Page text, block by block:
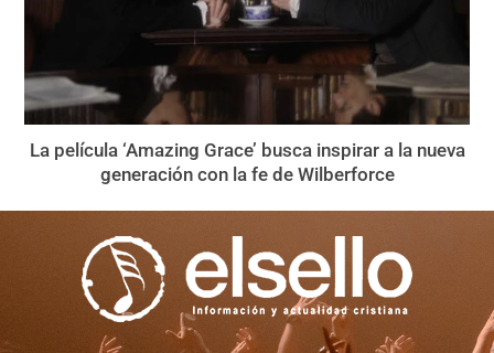
La película ‘Amazing Grace’ busca inspirar a la nueva
generación con la fe de Wilberforce